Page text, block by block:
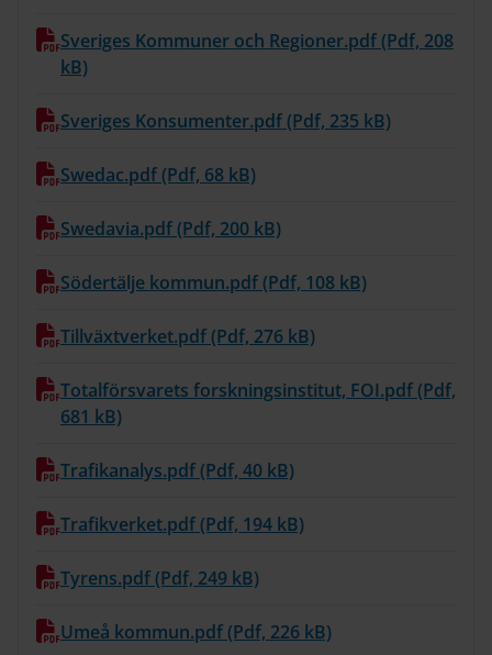
Sveriges Kommuner och Regioner.pdf (Pdf, 208
kB)
Sveriges Konsumenter.pdf (Pdf, 235 kB)
Swedac.pdf (Pdf, 68 kB)
Swedavia.pdf (Pdf, 200 kB)
Södertälje kommun.pdf (Pdf, 108 kB)
Tillväxtverket.pdf (Pdf, 276 kB)
Totalförsvarets forskningsinstitut, FOI.pdf (Pdf,
681 kB)
Trafikanalys.pdf (Pdf, 40 kB)
Trafikverket.pdf (Pdf, 194 kB)
Tyrens.pdf (Pdf, 249 kB)
Umeå kommun.pdf (Pdf, 226 kB)